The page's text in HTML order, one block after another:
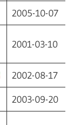
2005-10-07
2001-03-10
2002-08-17
2003-09-20